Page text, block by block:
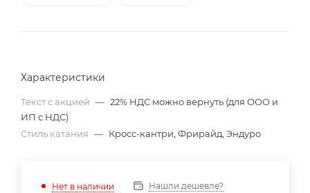
Характеристики
Текст с акцией — 22% НДС можно вернуть (для ООО и
ИП с НДС)
Стиль катания — Кросс-кантри, Фрирайд, Эндуро
Нет в наличии Нашли дешевле?